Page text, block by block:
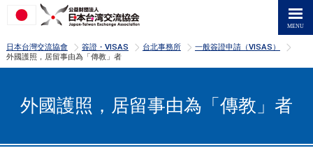
日本台灣交流協會 >
簽證・VISAS >
台北事務所 >
一般簽證申請（VISAS）
外國護照，居留事由為「傳教」者
外國護照，居留事由為「傳教」者